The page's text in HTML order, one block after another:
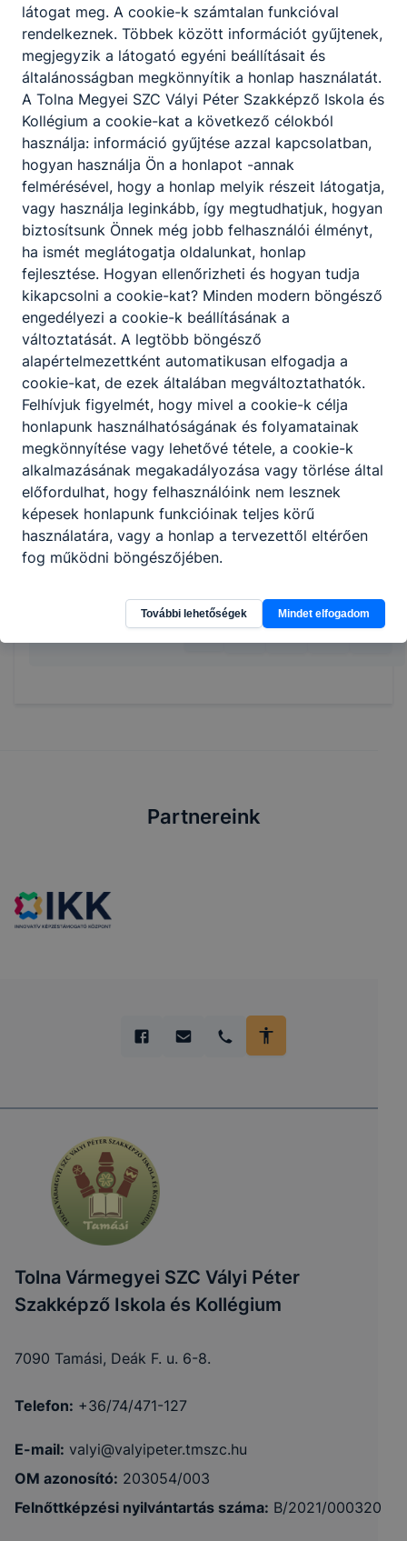
KOMPETENCIAELVÁRÁS
Kézügyesség, önállóság, felelősségtudat,
csapatban való együttműködés, precizitás,
problémamegoldó képesség.
A SZAKKÉPZETTSÉGGEL RENDELKEZŐ
műszaki rajzokat, szerelési terveket olvas
és értelmezi a kapcsolódó utasításokat,
szabályozásokat;
beüzemeli a munkavégzéshez szükséges
gépeket, ellenőrzi a gépeken a
tanúsítványok érvényességét;
előkészíti a munkadarabokat, elvégzi a
szükséges vágásokat, darabolásokat,
illetve a hegesztést;
önellenőrzést végez a munka megkezdése
előtt és közben;
művelet befejezése után a rendelkezésre
álló diagnosztikai eljárásokkal ellenőrzi az
elvégzett munka minőségét, a varrat hibáit
javítja;
betartja és betartatja a munkabiztonsági
és környezetvédelmi előírásokat.
Partnereink
Tolna Vármegyei SZC Vályi Péter
Szakképző Iskola és Kollégium
7090 Tamási, Deák F. u. 6-8.
Telefon: +36/74/471-127
E-mail: valyi@valyipeter.tmszc.hu
OM azonosító: 203054/003
Felnőttképzési nyilvántartás száma: B/2021/000320
látogat meg. A cookie-k számtalan funkcióval
rendelkeznek. Többek között információt gyűjtenek,
megjegyzik a látogató egyéni beállításait és
általánosságban megkönnyítik a honlap használatát.
A Tolna Megyei SZC Vályi Péter Szakképző Iskola és
Kollégium a cookie-kat a következő célokból
használja: információ gyűjtése azzal kapcsolatban,
hogyan használja Ön a honlapot -annak
felmérésével, hogy a honlap melyik részeit látogatja,
vagy használja leginkább, így megtudhatjuk, hogyan
biztosítsunk Önnek még jobb felhasználói élményt,
ha ismét meglátogatja oldalunkat, honlap
fejlesztése. Hogyan ellenőrizheti és hogyan tudja
kikapcsolni a cookie-kat? Minden modern böngésző
engedélyezi a cookie-k beállításának a
változtatását. A legtöbb böngésző
alapértelmezettként automatikusan elfogadja a
cookie-kat, de ezek általában megváltoztathatók.
Felhívjuk figyelmét, hogy mivel a cookie-k célja
honlapunk használhatóságának és folyamatainak
megkönnyítése vagy lehetővé tétele, a cookie-k
alkalmazásának megakadályozása vagy törlése által
előfordulhat, hogy felhasználóink nem lesznek
képesek honlapunk funkcióinak teljes körű
használatára, vagy a honlap a tervezettől eltérően
fog működni böngészőjében.
További lehetőségek Mindet elfogadom